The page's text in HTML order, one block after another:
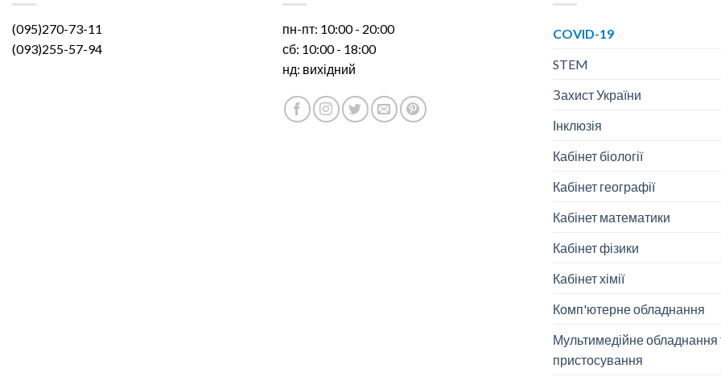
(095)270-73-11
(093)255-57-94
пн-пт: 10:00 - 20:00
сб: 10:00 - 18:00
нд: вихідний
COVID-19
STEM
Захист України
Інклюзія
Кабінет біології
Кабінет географії
Кабінет математики
Кабінет фізики
Кабінет хімії
Комп'ютерне обладнання
Мультимедійне обладнання
пристосування